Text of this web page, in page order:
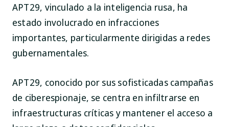
APT29, vinculado a la inteligencia rusa, ha
estado involucrado en infracciones
importantes, particularmente dirigidas a redes
gubernamentales.
APT29, conocido por sus sofisticadas campañas
de ciberespionaje, se centra en infiltrarse en
infraestructuras críticas y mantener el acceso a